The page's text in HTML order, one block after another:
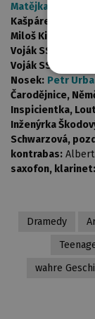
Matějka
Kašpárek, F.
Miloš Kirschner,
Voják SS 1,
Voják SS 2,
Nosek: Petr
Čarodějnice,
Inspicientka,
Inženýrka
Schwarzová,
kontrabas: Albert
saxofon, klarinet:
Dramedy
wahre